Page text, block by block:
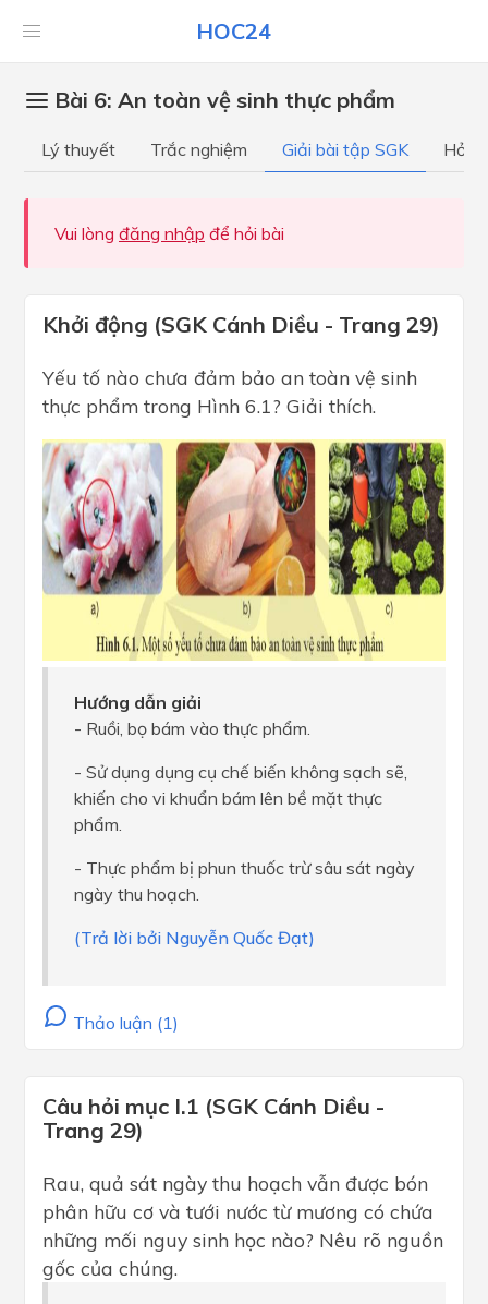
HOC24
Bài 6: An toàn vệ sinh thực phẩm
Lý thuyết Trắc nghiệm Giải bài tập SGK Hỏi
Vui lòng đăng nhập để hỏi bài
Khởi động (SGK Cánh Diều - Trang 29)
Yếu tố nào chưa đảm bảo an toàn vệ sinh
thực phẩm trong Hình 6.1? Giải thích.
Hướng dẫn giải
- Ruồi, bọ bám vào thực phẩm.
- Sử dụng dụng cụ chế biến không sạch sẽ,
khiến cho vi khuẩn bám lên bề mặt thực
phẩm.
- Thực phẩm bị phun thuốc trừ sâu sát ngày
ngày thu hoạch.
(Trả lời bởi Nguyễn Quốc Đạt)
Thảo luận (1)
Câu hỏi mục I.1 (SGK Cánh Diều -
Trang 29)
Rau, quả sát ngày thu hoạch vẫn được bón
phân hữu cơ và tưới nước từ mương có chứa
những mối nguy sinh học nào? Nêu rõ nguồn
gốc của chúng.